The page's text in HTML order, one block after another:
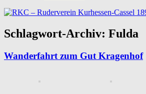
Schlagwort-Archiv: Fulda
Wanderfahrt zum Gut Kragenhof